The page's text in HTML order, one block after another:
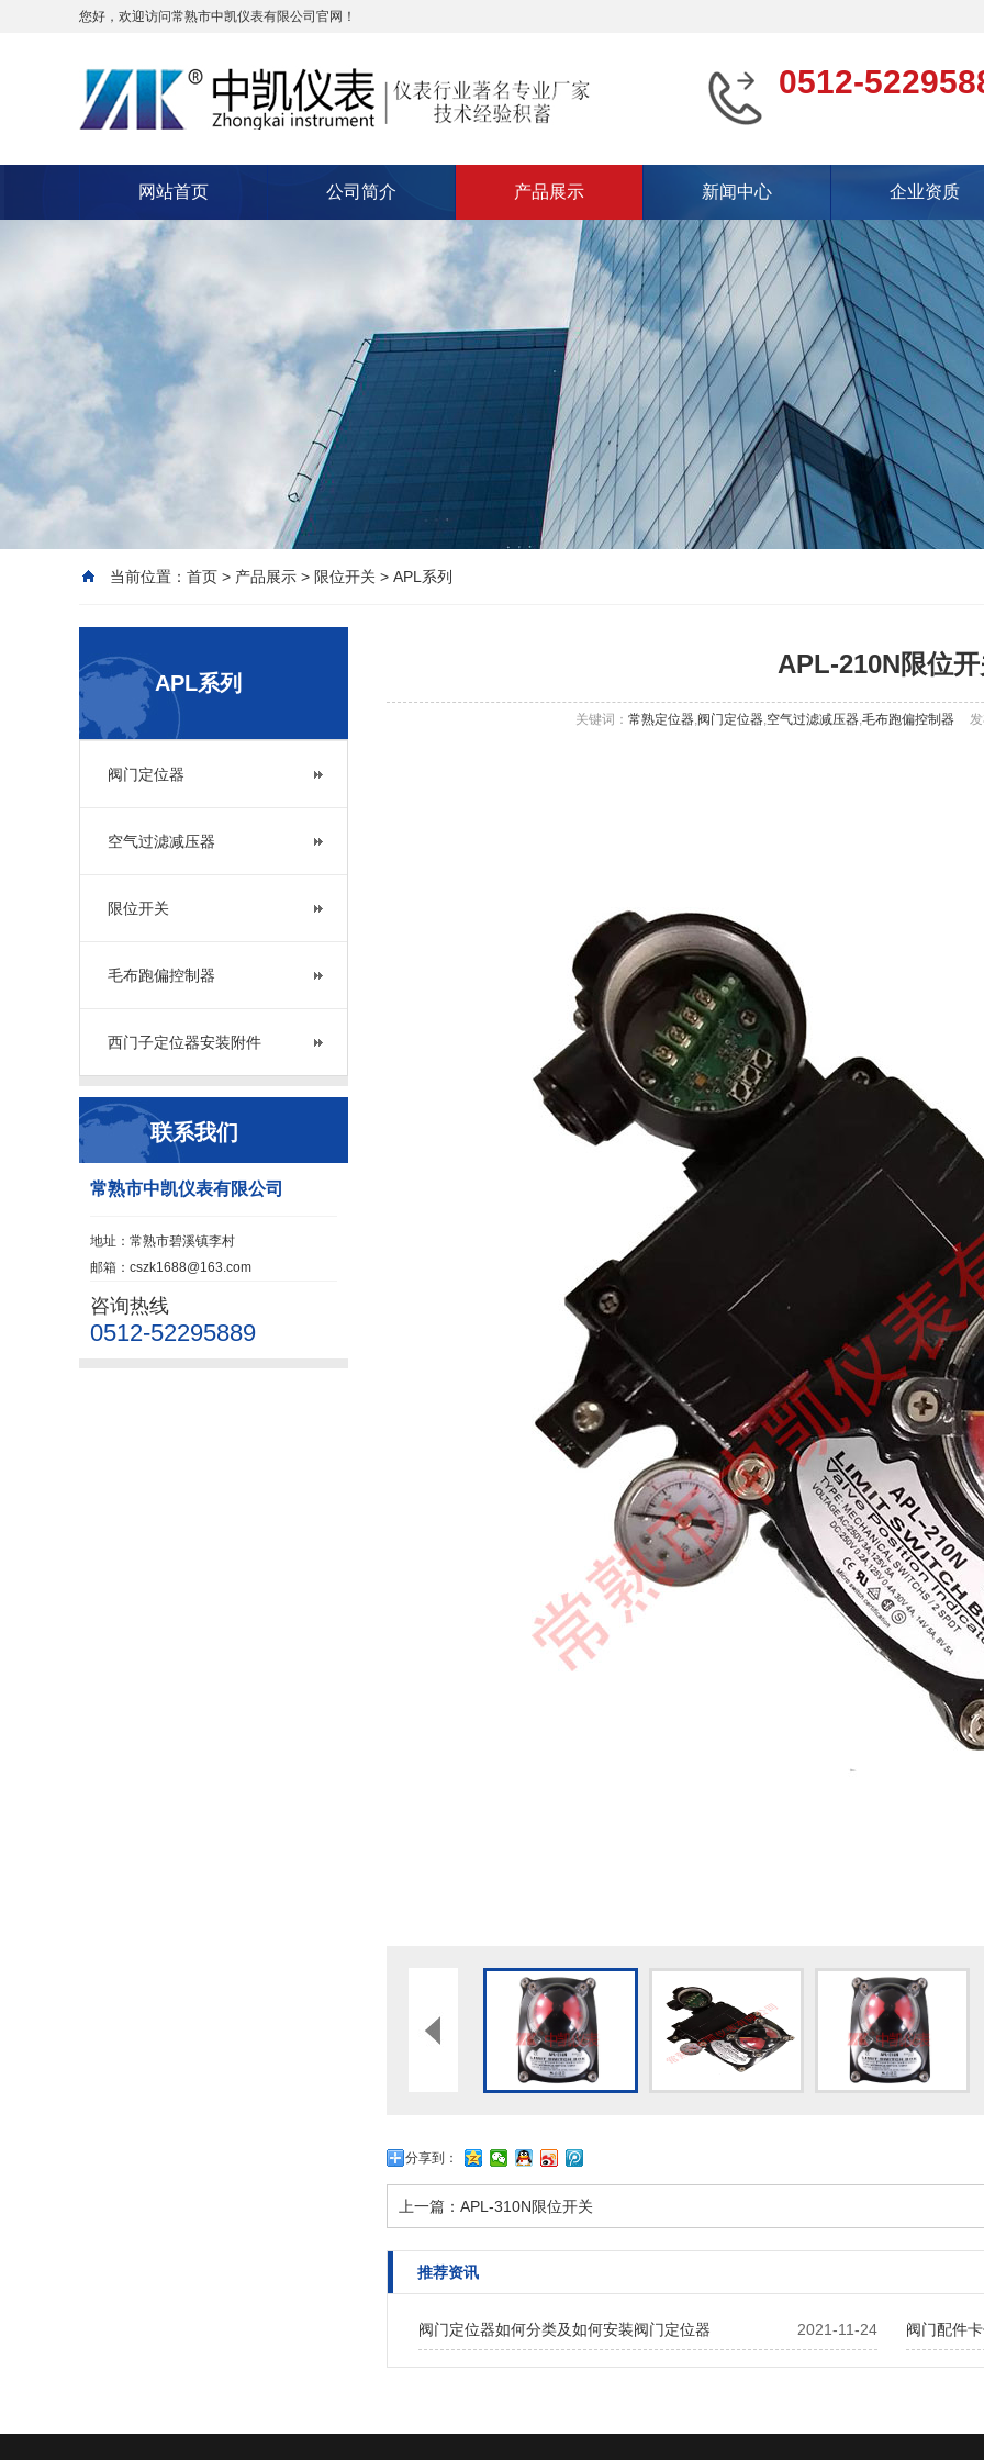
您好，欢迎访问常熟市中凯仪表有限公司官网！
0512-
网站首页 公司简介 产品展示 新闻中心 企业资质
当前位置： 首页 > 产品展示 > 限位开关 > APL系列
APL系列
阀门定位器
空气过滤减压器
限位开关
毛布跑偏控制器
西门子定位器安装附件
联系我们
常熟市中凯仪表有限公司
地址：常熟市碧溪镇李村
邮箱：cszk1688@163.com
咨询热线
0512-52295889
APL-210N限位
关键词： 常熟定位器,阀门定位器,空气过滤减压器,毛布跑偏控制器
分享到：
上一篇： APL-310N限位开关
推荐资讯
2021-11-24
阀门定位器如何分类及如何安装阀门定位器 阀门配件